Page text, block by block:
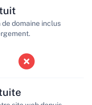
domaine inclus